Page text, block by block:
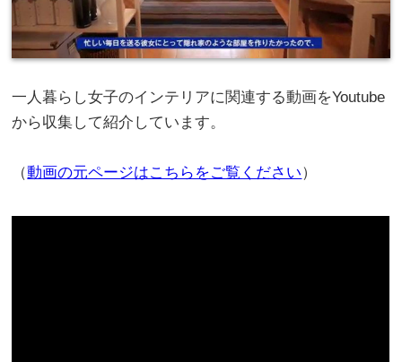
一人暮らし女子のインテリアに関連する動画をYoutube
から収集して紹介しています。
（動画の元ページはこちらをご覧ください）